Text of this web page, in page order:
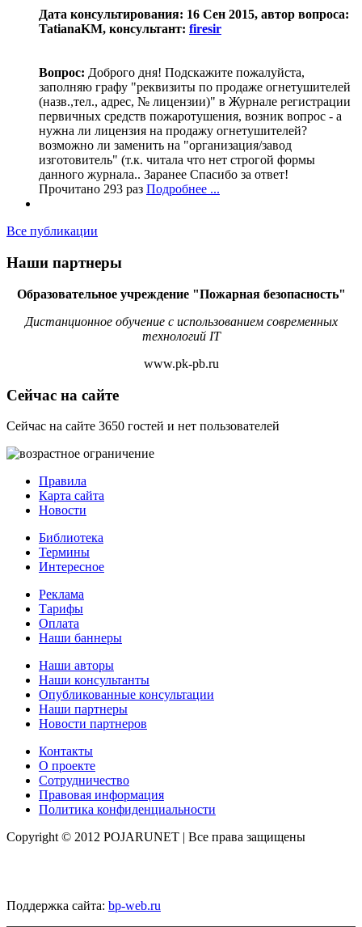
Дата консультирования: 16 Сен 2015, автор вопроса:
TatianaKM, консультант: firesir
Вопрос: Доброго дня! Подскажите пожалуйста,
заполняю графу "реквизиты по продаже огнетушителей
(назв.,тел., адрес, № лицензии)" в Журнале регистрации
первичных средств пожаротушения, возник вопрос - а
нужна ли лицензия на продажу огнетушителей?
возможно ли заменить на "организация/завод
изготовитель" (т.к. читала что нет строгой формы
данного журнала.. Заранее Спасибо за ответ!
Прочитано 293 раз Подробнее ...
Все публикации
Наши партнеры
Образовательное учреждение "Пожарная безопасность"
Дистанционное обучение с использованием современных
технологий IT
www.pk-pb.ru
Сейчас на сайте
Сейчас на сайте 3650 гостей и нет пользователей
Правила
Карта сайта
Новости
Библиотека
Термины
Интересное
Реклама
Тарифы
Оплата
Наши баннеры
Наши авторы
Наши консультанты
Опубликованные консультации
Наши партнеры
Новости партнеров
Контакты
О проекте
Сотрудничество
Правовая информация
Политика конфиденциальности
Copyright © 2012 POJARUNET | Все права защищены
Поддержка сайта: bp-web.ru